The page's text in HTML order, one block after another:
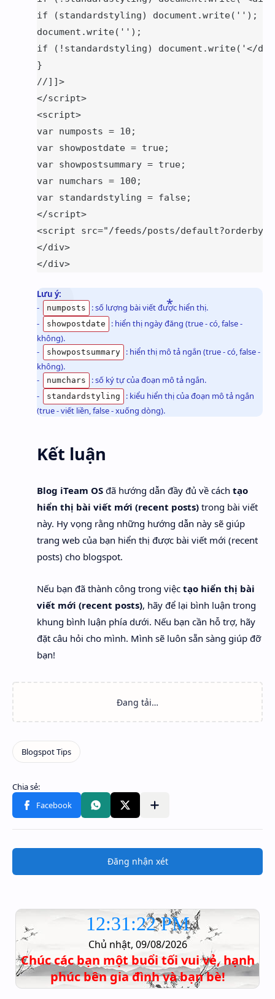
if (standardstyling) document.write('');
document.write('');
if (!standardstyling) document.write('</
}
//]]>
</script>
<script>
var numposts = 10;
var showpostdate = true;
var showpostsummary = true;
var numchars = 100;
var standardstyling = false;
</script>
<script src="/feeds/posts/
</div>
</div>
Lưu ý:
-
numposts
: số lượng bài viết được hiển thị.
-
showpostdate
: hiển thị ngày đăng (true - có, false -
không).
-
showpostsummary
: hiển thị mô tả ngắn (true - có, false -
không).
-
numchars
: số ký tự của đoạn mô tả ngắn.
-
standardstyling
: kiểu hiển thị của đoạn mô tả ngắn
(true - viết liền, false - xuống dòng).
Kết luận
Blog iTeam OS đã hướng dẫn đầy đủ về cách tạo
hiển thị bài viết mới (recent posts) trong bài viết
này. Hy vọng rằng những hướng dẫn này sẽ giúp
trang web của bạn hiển thị được bài viết mới (recent
posts) cho blogspot.
Nếu bạn đã thành công trong việc tạo hiển thị bài
viết mới (recent posts), hãy để lại bình luận trong
khung bình luận phía dưới. Nếu bạn cần hỗ trợ, hãy
đặt câu hỏi cho mình. Mình sẽ luôn sẵn sàng giúp đỡ
bạn!
Đăng nhận xét
12:31:23 PM
Chủ nhật, 09/08/2026
Chúc các bạn một buổi tối vui vẻ, hạnh
phúc bên gia đình và bạn bè!